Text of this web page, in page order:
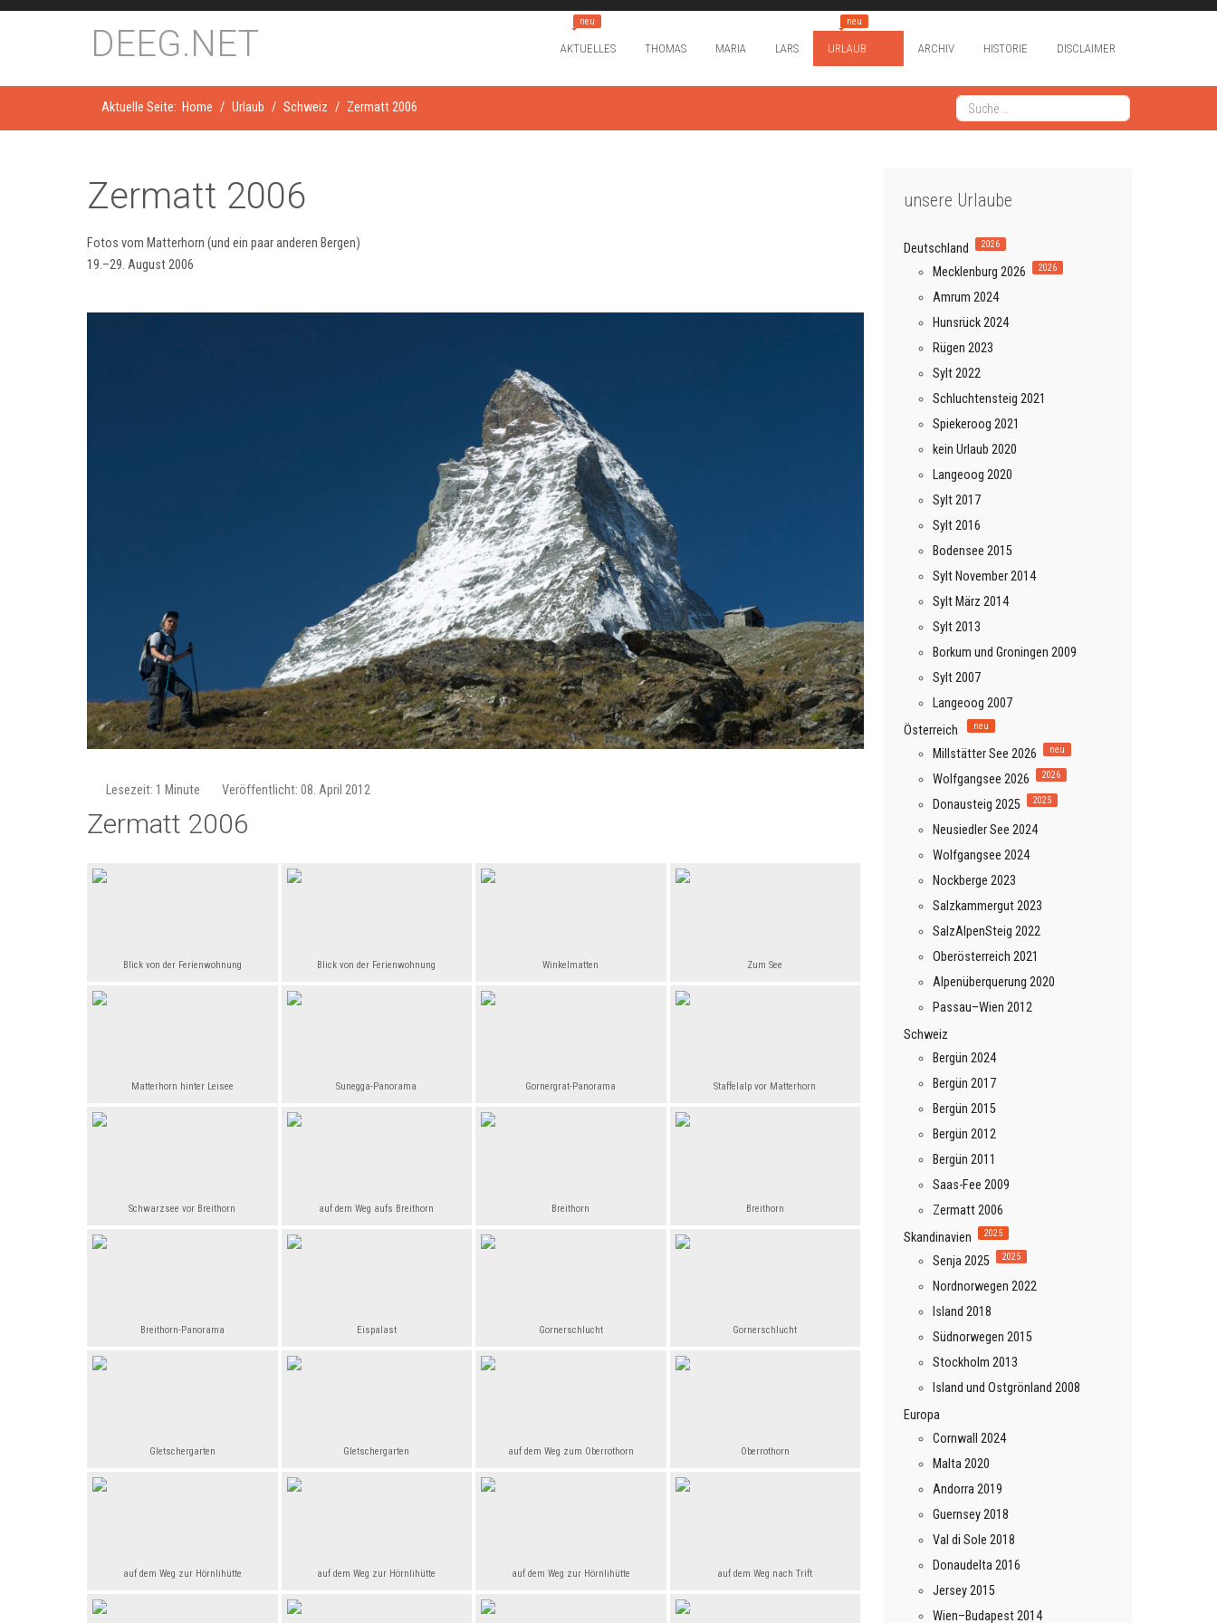
DEEG.NET AKTUELLES
neu
THOMAS MARIA LARS URLAUB
neu
ARCHIV HISTORIE DISCLAIMER
Aktuelle Seite: Home Urlaub Schweiz Zermatt 2006
Suchen
Type 2 or more characters for results.
Zermatt 2006
Fotos vom Matterhorn (und ein paar anderen Bergen)
19.–29. August 2006
Lesezeit: 1 Minute Veröffentlicht: 08. April 2012
Zermatt 2006
Blick von der Ferienwohnung Blick von der Ferienwohnung Winkelmatten Zum See
Matterhorn hinter Leisee Sunegga-Panorama Gornergrat-Panorama Staffelalp vor Matterhorn
Schwarzsee vor Breithorn auf dem Weg aufs Breithorn Breithorn Breithorn
Breithorn-Panorama Eispalast Gornerschlucht Gornerschlucht
Gletschergarten Gletschergarten auf dem Weg zum Oberrothorn Oberrothorn
auf dem Weg zur Hörnlihütte auf dem Weg zur Hörnlihütte auf dem Weg zur Hörnlihütte auf dem Weg nach Trift
unsere Urlaube
Deutschland 2026
Mecklenburg 2026 2026
Amrum 2024
Hunsrück 2024
Rügen 2023
Sylt 2022
Schluchtensteig 2021
Spiekeroog 2021
kein Urlaub 2020
Langeoog 2020
Sylt 2017
Sylt 2016
Bodensee 2015
Sylt November 2014
Sylt März 2014
Sylt 2013
Borkum und Groningen 2009
Sylt 2007
Langeoog 2007
Österreich
neu
Millstätter See 2026 neu
Wolfgangsee 2026 2026
Donausteig 2025 2025
Neusiedler See 2024
Wolfgangsee 2024
Nockberge 2023
Salzkammergut 2023
SalzAlpenSteig 2022
Oberösterreich 2021
Alpenüberquerung 2020
Passau–Wien 2012
Schweiz
Bergün 2024
Bergün 2017
Bergün 2015
Bergün 2012
Bergün 2011
Saas-Fee 2009
Zermatt 2006
Skandinavien
2025
Senja 2025 2025
Nordnorwegen 2022
Island 2018
Südnorwegen 2015
Stockholm 2013
Island und Ostgrönland 2008
Europa
Cornwall 2024
Malta 2020
Andorra 2019
Guernsey 2018
Val di Sole 2018
Donaudelta 2016
Jersey 2015
Wien–Budapest 2014